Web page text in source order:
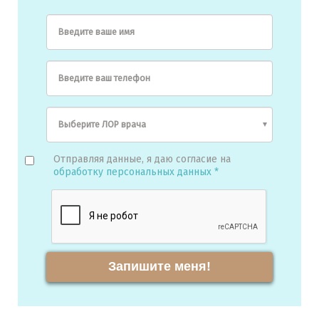
Введите ваше имя
Введите ваш телефон
Отправляя данные, я даю согласие на
обработку персональных данных *
Запишите меня!